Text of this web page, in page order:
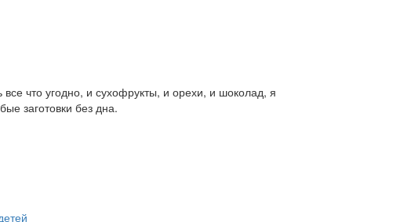
что угодно, и сухофрукты, и орехи, и шоколад, я
заготовки без дна.